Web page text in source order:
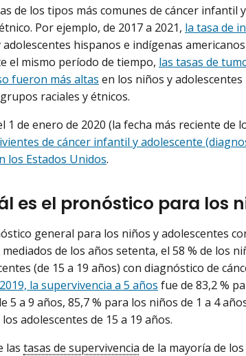
de los tipos más comunes de cáncer
Por ejemplo, de 2017 a 2021, la tasa de
adolescentes hispanos e indígenas
el mismo período de tiempo, las tasas de
fueron más altas en los niños y
raciales y étnicos.
1 de enero de 2020 (la fecha más reciente de
de cáncer infantil y adolescente
los Estados Unidos.
es el pronóstico para los
general para los niños y adolescentes
mediados de los años setenta, el 58 % de los
(de 15 a 19 años) con diagnóstico de
la supervivencia a 5 años fue de 83,2 %
5 a 9 años, 85,7 % para los niños de 1 a 4
adolescentes de 15 a 19 años.
las tasas de supervivencia de la mayoría de